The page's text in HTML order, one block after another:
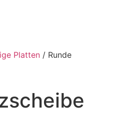
Platten / Runde